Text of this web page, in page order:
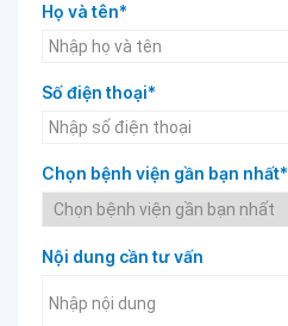
Họ và tên*
Số điện thoại*
Chọn bệnh viện gần bạn nhất*
Nội dung cần tư vấn